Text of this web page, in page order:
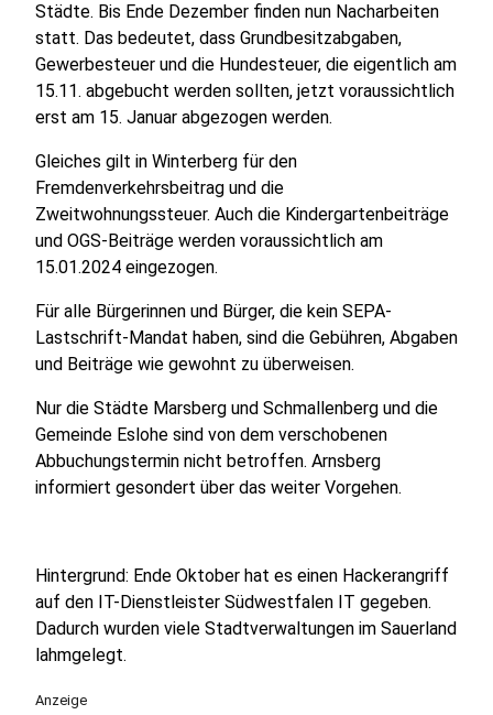
Städte. Bis Ende Dezember finden nun Nacharbeiten
statt. Das bedeutet, dass Grundbesitzabgaben,
Gewerbesteuer und die Hundesteuer, die eigentlich am
15.11. abgebucht werden sollten, jetzt voraussichtlich
erst am 15. Januar abgezogen werden.
Gleiches gilt in Winterberg für den
Fremdenverkehrsbeitrag und die
Zweitwohnungssteuer. Auch die Kindergartenbeiträge
und OGS-Beiträge werden voraussichtlich am
15.01.2024 eingezogen.
Für alle Bürgerinnen und Bürger, die kein SEPA-
Lastschrift-Mandat haben, sind die Gebühren, Abgaben
und Beiträge wie gewohnt zu überweisen.
Nur die Städte Marsberg und Schmallenberg und die
Gemeinde Eslohe sind von dem verschobenen
Abbuchungstermin nicht betroffen. Arnsberg
informiert gesondert über das weiter Vorgehen.
Hintergrund: Ende Oktober hat es einen Hackerangriff
auf den IT-Dienstleister Südwestfalen IT gegeben.
Dadurch wurden viele Stadtverwaltungen im Sauerland
lahmgelegt.
Anzeige